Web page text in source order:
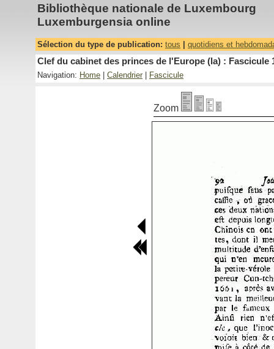
Bibliothèque nationale de Luxembourg
Luxemburgensia online
Sélection du type de publication: tous quotidiens et
Clef du cabinet des princes de l'Europe (la) : Fascicule
Navigation: Home Calendrier Fascicule
Zoom